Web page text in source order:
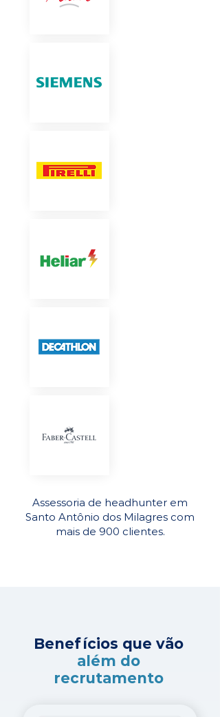
Assessoria de headhunter em
Santo Antônio dos Milagres com
mais de 900 clientes.
Benefícios que vão
além do
recrutamento